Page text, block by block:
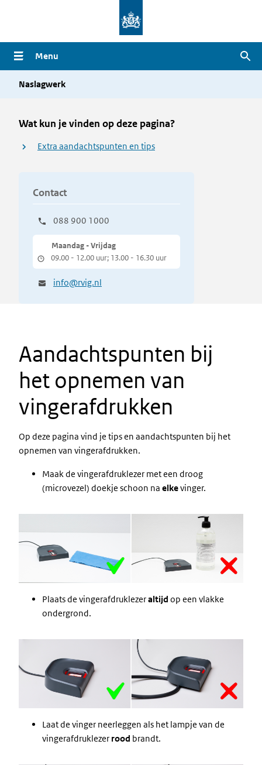
naar
de
inhoud
Menu
Naslagwerk
Wat kun je vinden op deze pagina?
Extra aandachtspunten en tips
Contact
088 900 1000
Maandag - Vrijdag
09.00 - 12.00 uur; 13.00 - 16.30 uur
info@rvig.nl
Aandachtspunten bij
het opnemen van
vingerafdrukken
Op deze pagina vind je tips en aandachtspunten bij het
opnemen van vingerafdrukken.
Maak de vingerafdruklezer met een droog
(microvezel) doekje schoon na elkevinger.
Image
Plaats de vingerafdruklezeraltijd op een vlakke
ondergrond.
Image
Laat de vinger neerleggen als het lampje van de
vingerafdruklezer rood brandt.